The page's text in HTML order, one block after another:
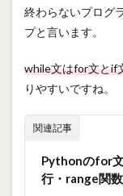
終わらないプログ
プと言います。
while文はfor文とif
りやすいですね。
関連記事
Pythonのfor
行・range関数